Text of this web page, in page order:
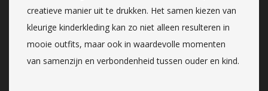
creatieve manier uit te drukken. Het samen kiezen van
kleurige kinderkleding kan zo niet alleen resulteren in
mooie outfits, maar ook in waardevolle momenten
van samenzijn en verbondenheid tussen ouder en kind.